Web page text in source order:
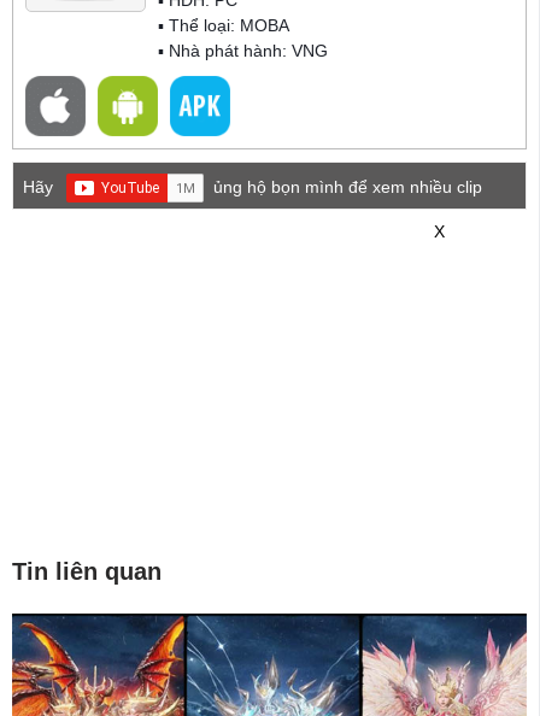
▪ Thể loại: MOBA
▪ Nhà phát hành: VNG
Hãy
ủng hộ bọn mình để xem nhiều clip
X
Tin liên quan